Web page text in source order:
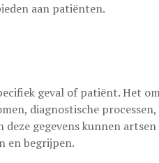
aan patiënten.
geval of patiënt. Het
diagnostische
gegevens kunnen artsen
en begrijpen.